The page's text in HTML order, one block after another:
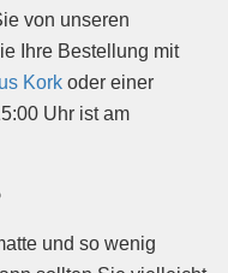
von unseren
Ihre Bestellung mit
Kork oder einer
Uhr ist am
und so wenig